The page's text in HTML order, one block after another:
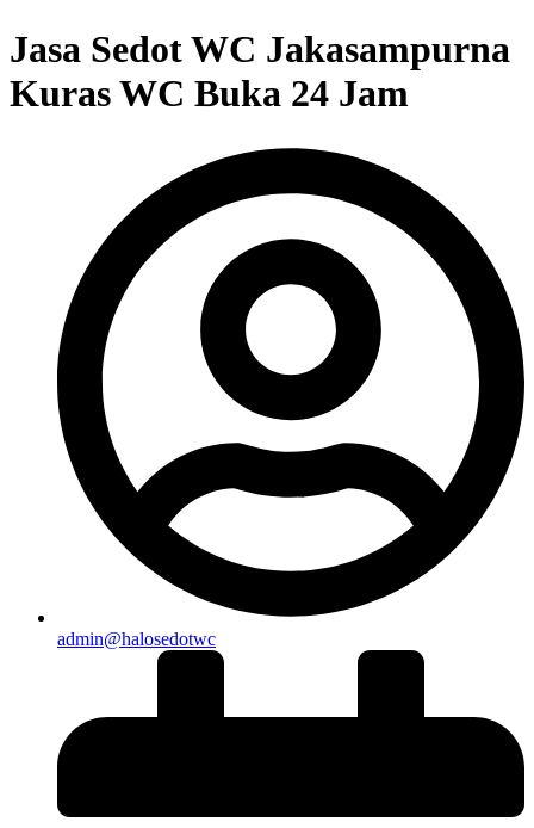
Jasa Sedot WC Jakasampurna
Kuras WC Buka 24 Jam
admin@halosedotwc